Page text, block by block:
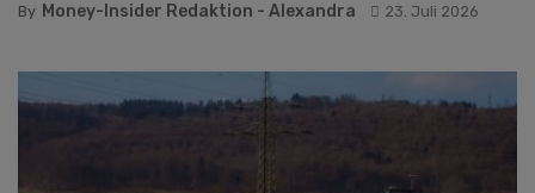
By Money-Insider Redaktion - Alexandra 23. Juli 2026